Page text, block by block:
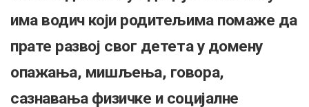
има водич који родитељима помаже да
прате развој свог детета у домену
опажања, мишљења, говора,
сазнавања физичке и социјалне